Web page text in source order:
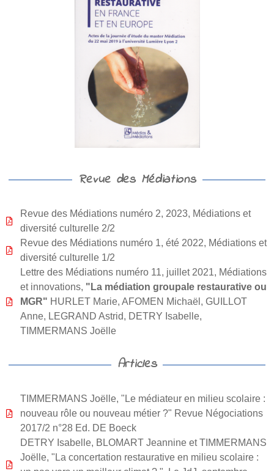
Revue des Médiations
Revue des Médiations numéro 2, 2023, Médiations et
diversité culturelle 2/2
Revue des Médiations numéro 1, été 2022, Médiations et
diversité culturelle 1/2
Lettre des Médiations numéro 11, juillet 2021, Médiations
et innovations, "La médiation groupale restaurative ou
MGR" HURLET Marie, AFOMEN Michaël, GUILLOT
Anne, LEGRAND Astrid, DETRY Isabelle,
TIMMERMANS Joëlle
Articles
TIMMERMANS Joëlle, "Le médiateur en milieu scolaire :
nouveau rôle ou nouveau métier ?" Revue Négociations
2017/2 n°28 Ed. DE Boeck
DETRY Isabelle, BLOMART Jeannine et TIMMERMANS
Joëlle, "La concertation restaurative en milieu scolaire :